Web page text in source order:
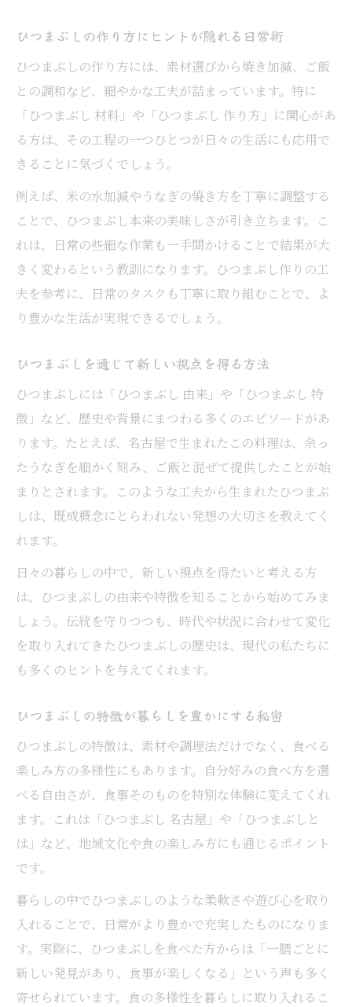
ひつまぶしの作り方にヒントが隠れる日常術
ひつまぶしの作り方には、素材選びから焼き加減、ご飯
との調和など、細やかな工夫が詰まっています。特に
「ひつまぶし 材料」や「ひつまぶし 作り方」に関心があ
る方は、その工程の一つひとつが日々の生活にも応用で
きることに気づくでしょう。
例えば、米の水加減やうなぎの焼き方を丁寧に調整する
ことで、ひつまぶし本来の美味しさが引き立ちます。こ
れは、日常の些細な作業も一手間かけることで結果が大
きく変わるという教訓になります。ひつまぶし作りの工
夫を参考に、日常のタスクも丁寧に取り組むことで、よ
り豊かな生活が実現できるでしょう。
ひつまぶしを通じて新しい視点を得る方法
ひつまぶしには「ひつまぶし 由来」や「ひつまぶし 特
徴」など、歴史や背景にまつわる多くのエピソードがあ
ります。たとえば、名古屋で生まれたこの料理は、余っ
たうなぎを細かく刻み、ご飯と混ぜて提供したことが始
まりとされます。このような工夫から生まれたひつまぶ
しは、既成概念にとらわれない発想の大切さを教えてく
れます。
日々の暮らしの中で、新しい視点を得たいと考える方
は、ひつまぶしの由来や特徴を知ることから始めてみま
しょう。伝統を守りつつも、時代や状況に合わせて変化
を取り入れてきたひつまぶしの歴史は、現代の私たちに
も多くのヒントを与えてくれます。
ひつまぶしの特徴が暮らしを豊かにする秘密
ひつまぶしの特徴は、素材や調理法だけでなく、食べる
楽しみ方の多様性にもあります。自分好みの食べ方を選
べる自由さが、食事そのものを特別な体験に変えてくれ
ます。これは「ひつまぶし 名古屋」や「ひつまぶしと
は」など、地域文化や食の楽しみ方にも通じるポイント
です。
暮らしの中でひつまぶしのような柔軟さや遊び心を取り
入れることで、日常がより豊かで充実したものになりま
す。実際に、ひつまぶしを食べた方からは「一膳ごとに
新しい発見があり、食事が楽しくなる」という声も多く
寄せられています。食の多様性を暮らしに取り入れるこ